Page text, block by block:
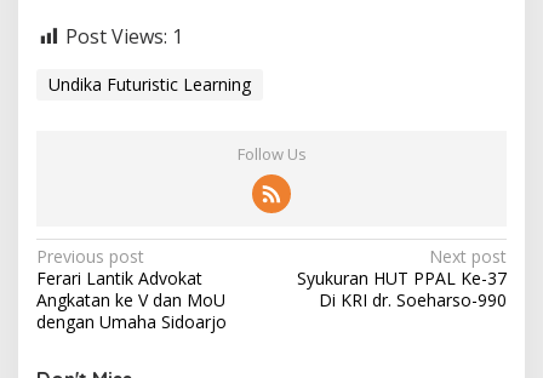
Post Views: 1
Undika Futuristic Learning
Follow Us
P
o
s
t
Previous post
Ferari Lantik Advokat
Angkatan ke V dan MoU
dengan Umaha Sidoarjo
Next post
Syukuran HUT PPAL Ke-37
Di KRI dr. Soeharso-990